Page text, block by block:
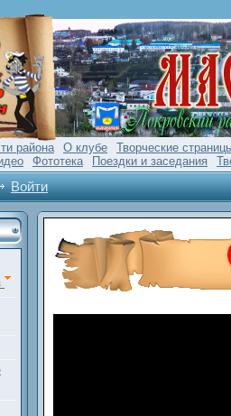
района О клубе
Творческие
Фототека Поездки и заседания
Войти